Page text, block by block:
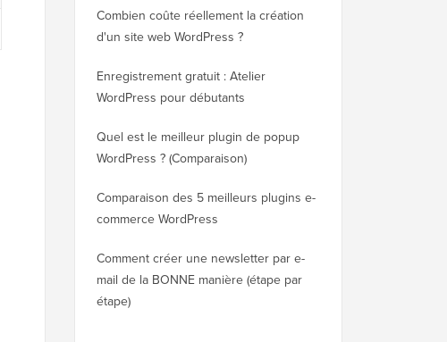
Combien coûte réellement la création
d'un site web WordPress ?
Enregistrement gratuit : Atelier
WordPress pour débutants
Quel est le meilleur plugin de popup
WordPress ? (Comparaison)
Comparaison des 5 meilleurs plugins e-
commerce WordPress
Comment créer une newsletter par e-
mail de la BONNE manière (étape par
étape)